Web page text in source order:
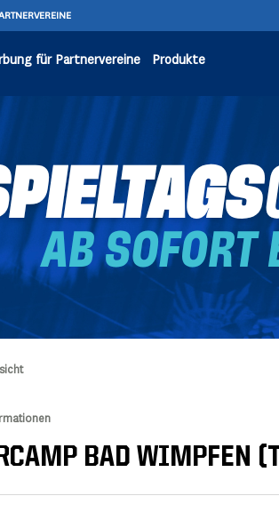
für Partnervereine Produkte
BAD WIMPFEN